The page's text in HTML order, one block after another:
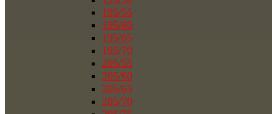
195/55
195/60
195/65
195/70
205/55
205/60
205/65
205/70